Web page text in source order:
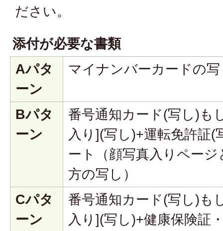
ださい。
添付が必要な書類
Aパタ
ーン
マイナンバーカードの
Bパタ
ーン
番号通知カード(写し)も
入り](写し)+運転免許証
ート（顔写真入りペー
方の写し）
Cパタ
ーン
番号通知カード(写し)も
入り](写し)+健康保険証